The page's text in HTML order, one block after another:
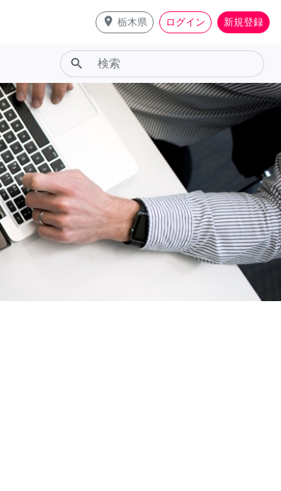
place 栃木県 ログイン 新規登録
search